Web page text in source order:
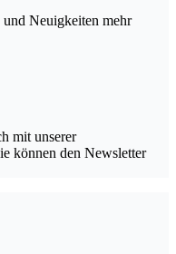
Neuigkeiten mehr
mit unserer
können den Newsletter